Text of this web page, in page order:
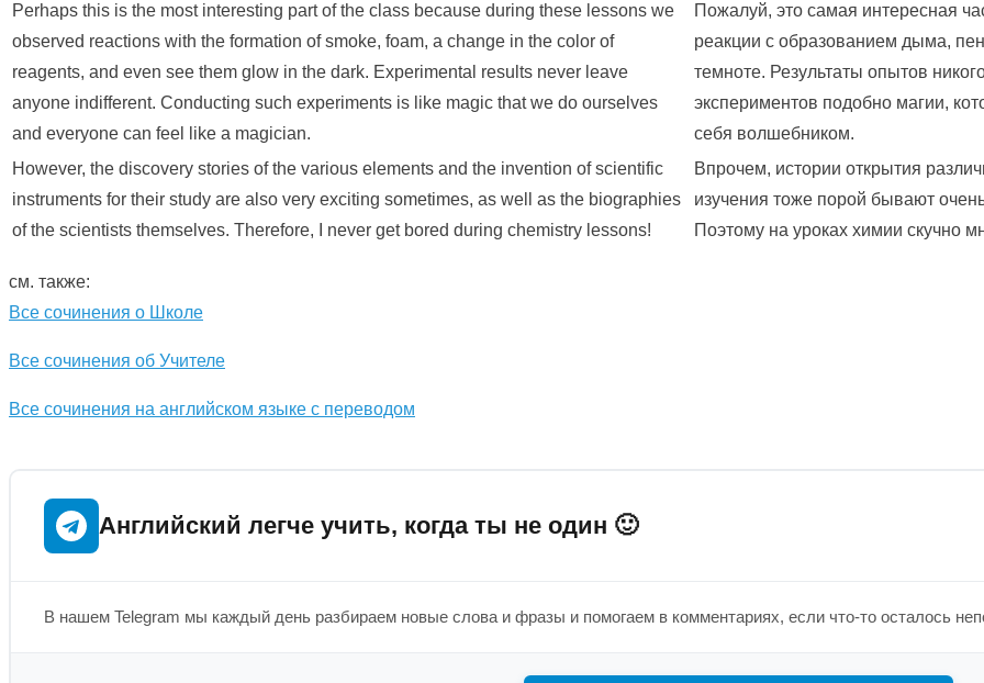
Perhaps this is the most interesting part of the class because during these lessons we
observed reactions with the formation of smoke, foam, a change in the color of
reagents, and even see them glow in the dark. Experimental results never leave
anyone indifferent. Conducting such experiments is like magic that we do ourselves
and everyone can feel like a magician.
Пожалуй, это самая интересная
реакции с образованием дыма,
темноте. Результаты опытов
экспериментов подобно магии,
себя волшебником.
However, the discovery stories of the various elements and the invention of scientific
instruments for their study are also very exciting sometimes, as well as the biographies
of the scientists themselves. Therefore, I never get bored during chemistry lessons!
Впрочем, истории открытия
изучения тоже порой бывают
Поэтому на уроках химии скучно
см. также:
Все сочинения о Школе
Все сочинения об Учителе
Все сочинения на английском языке с переводом
Английский легче учить, когда ты не один 🙂
В нашем Telegram мы каждый день разбираем новые слова и фразы и помогаем в комментариях, если что-то осталось